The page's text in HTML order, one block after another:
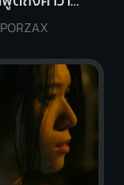
PORZAX